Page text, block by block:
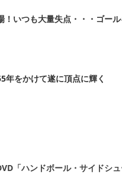
いつも大量失点・・・ゴー
年をかけて遂に頂点に輝く
「ハンドボール・サイドシ